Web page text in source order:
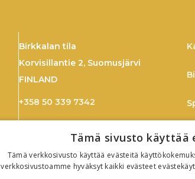
Birkkalan tila
Korvisillantie 2, Suomusjärvi
FINLAND
+358 50 339 7342
Tämä sivusto käyttää
Tämä verkkosivusto käyttää evästeitä
verkkosivustoamme hyväksyt kaikki evästeet